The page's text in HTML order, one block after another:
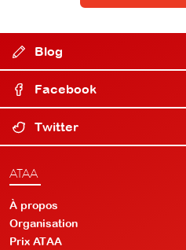
Blog
Facebook
Twitter
ATAA
À propos
Organisation
Prix ATAA